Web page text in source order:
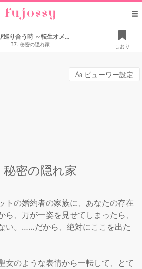
巡り合う時 ～転生オメ...
37. 秘密の隠れ家 しおり
ビューワー設定
秘密の隠れ家
トの婚約者の家族に、あなたの存在
ら、万が一姿を見せてしまったら、
い。……だから、絶対にここを出た
女のような表情から一転して、とて